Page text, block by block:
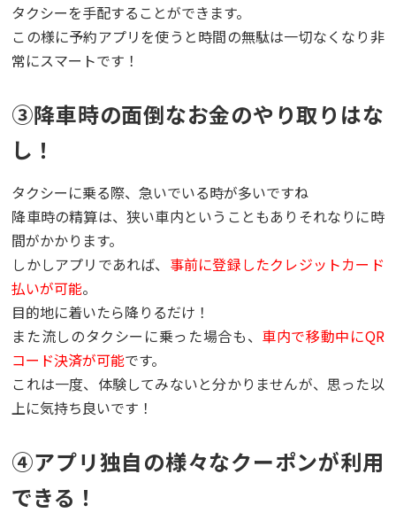
タクシーを手配することができます。
この様に予約アプリを使うと時間の無駄は一切なくなり非
常にスマートです！
③降車時の面倒なお金のやり取りはな
し！
タクシーに乗る際、急いでいる時が多いですね
降車時の精算は、狭い車内ということもありそれなりに時
間がかかります。
しかしアプリであれば、 事前に登録したクレジットカード
払いが可能。
目的地に着いたら降りるだけ！
また流しのタクシーに乗った場合も、 車内で移動中にQR
コード決済が可能です。
これは一度、体験してみないと分かりませんが、思った以
上に気持ち良いです！
④アプリ独自の様々なクーポンが利用
できる！